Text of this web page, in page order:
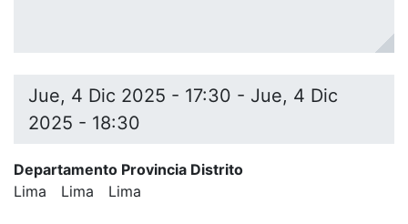
Jue, 4 Dic 2025 - 17:30 - Jue, 4 Dic
2025 - 18:30
Departamento Provincia Distrito
Lima
Lima Lima